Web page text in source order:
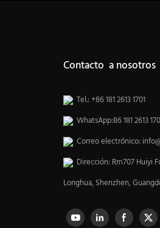
Contacto a nosotros
Tel.: +86 181 2613 1701
WhatsApp:86 181 2613
Correo electrónico:
Dirección: Rm707 Huiyi
Longhua, Shenzhen,